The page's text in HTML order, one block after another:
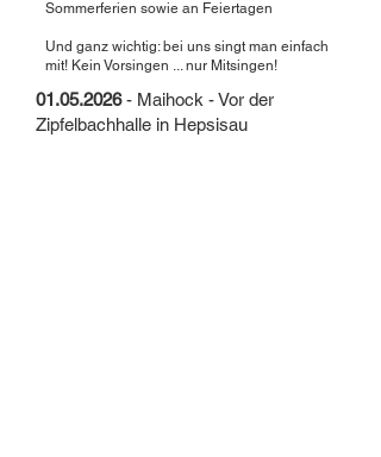
Sommerferien sowie an Feiertagen
Und ganz wichtig: bei uns singt man einfach
mit! Kein Vorsingen ... nur Mitsingen!
01.05.2026- Maihock - Vor der
Zipfelbachhalle in Hepsisau